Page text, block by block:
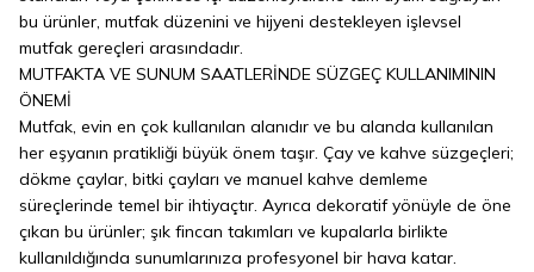
bu ürünler, mutfak düzenini ve hijyeni destekleyen işlevsel
mutfak gereçleri arasındadır.
MUTFAKTA VE SUNUM SAATLERİNDE SÜZGEÇ KULLANIMININ
ÖNEMİ
Mutfak, evin en çok kullanılan alanıdır ve bu alanda kullanılan
her eşyanın pratikliği büyük önem taşır. Çay ve kahve süzgeçleri;
dökme çaylar, bitki çayları ve manuel kahve demleme
süreçlerinde temel bir ihtiyaçtır. Ayrıca dekoratif yönüyle de öne
çıkan bu ürünler; şık fincan takımları ve kupalarla birlikte
kullanıldığında sunumlarınıza profesyonel bir hava katar.